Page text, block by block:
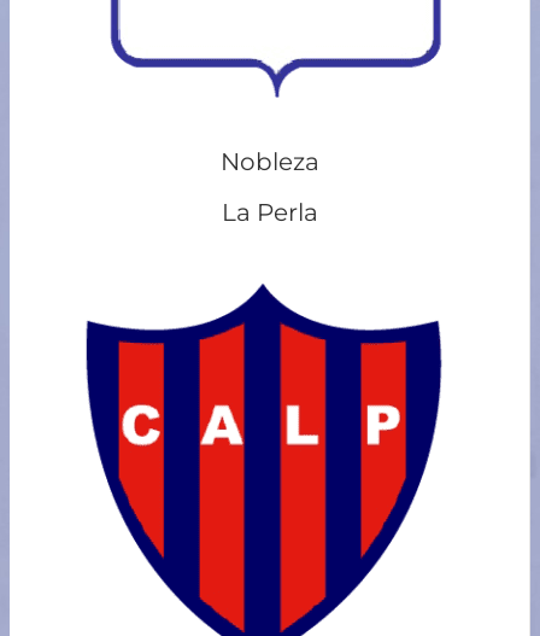
Nobleza
La Perla